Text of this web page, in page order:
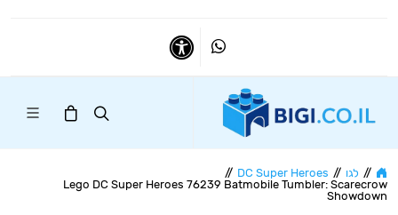
Whatsapp
// לגו //
DC Super Heroes
//
Lego DC Super Heroes 76239 Batmobile Tumbler: Scarecrow
Showdown